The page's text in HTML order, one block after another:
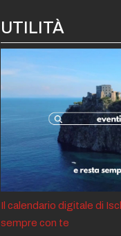
UTILITÀ
Il calendario digitale di
sempre con te